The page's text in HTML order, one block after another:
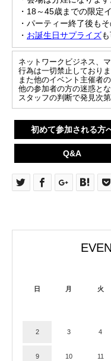
・18～45歳までの限定
・パーティー終了後も
・ お誕生日サプライズ
ネットワークビジネス、
行為は一切禁止しておりま
また他のイベント主催者
他の参加者の方の迷惑と
スタッフの判断で発見次
初めて参加される方
Q&A
日 月 火
2 3 4
9 10 11